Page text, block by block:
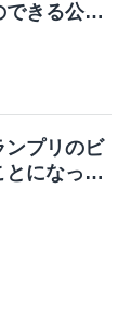
きる公園
ンプリのビ
とになって